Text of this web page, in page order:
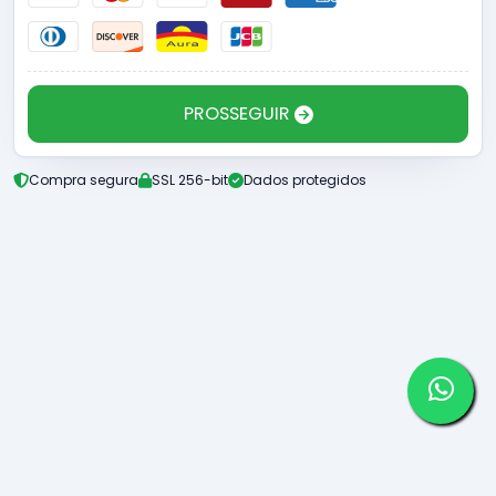
PROSSEGUIR
Compra segura SSL 256-bit Dados protegidos